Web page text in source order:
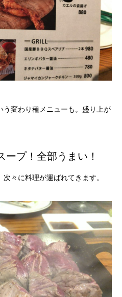
う変わり種メニューも。盛り上が
ープ！全部うまい！
々に料理が運ばれてきます。